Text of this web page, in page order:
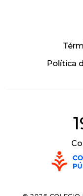
Política